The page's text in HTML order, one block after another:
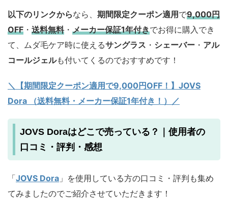
以下のリンクからなら、 期間限定クーポン適用で9,000円
OFF ・ 送料無料・ メーカー保証1年付きでお得に購入でき
て、ムダ毛ケア時に使えるサングラス ・ シェーバー ・ アル
コールジェルも付いてくるのでおすすめです！
＼【期間限定クーポン適用で9,000円OFF！】JOVS
Dora （送料無料・メーカー保証1年付き！）／
JOVS Doraはどこで売っている？｜使用者の
口コミ・評判・感想
「JOVS Dora 」を使用している方の口コミ・評判も集め
てみましたのでご紹介させていただきます！